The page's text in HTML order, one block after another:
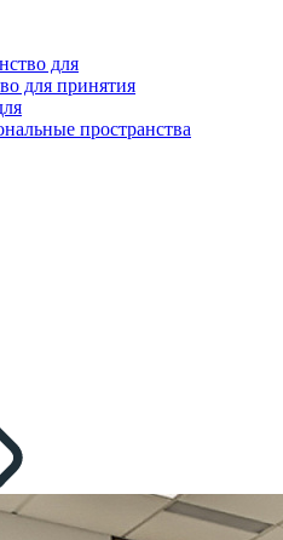
для
для принятия
пространства